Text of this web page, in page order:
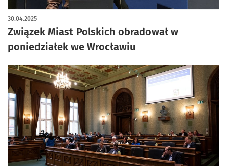
Związek Miast Polskich obradował w
poniedziałek we Wrocławiu
30.04.2025
artykuł z galerią zdjęć